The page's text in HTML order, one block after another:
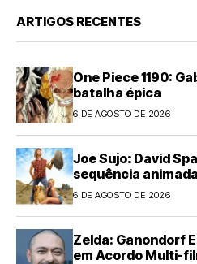
ARTIGOS RECENTES
One Piece 1190:
batalha épica
6 DE AGOSTO DE 2026
Joe Sujo: David
sequência animada
6 DE AGOSTO DE 2026
Zelda: Ganondorf
em Acordo Multi-